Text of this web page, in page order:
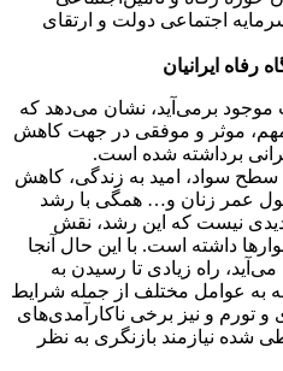
اجتماعی دولت و ارتقای
رفاه ایرانیان
موجود برمی‌آید، نشان می‌دهد که
موثر و موفقی در جهت کاهش
برداشته شده است.
سواد، امید به زندگی، کاهش
عمر زنان و… همگی با رشد
نیست که این رشد، نقش
داشته است. با این حال آنجا
راه زیادی تا رسیدن به
به عوامل مختلف از جمله شرایط
و تورم و نیز برخی ناکارآمدی‌های
شده نیازمند بازنگری به نظر